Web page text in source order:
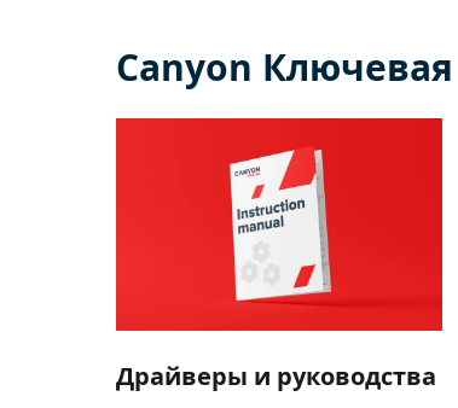
Canyon
Драйверы и руководства